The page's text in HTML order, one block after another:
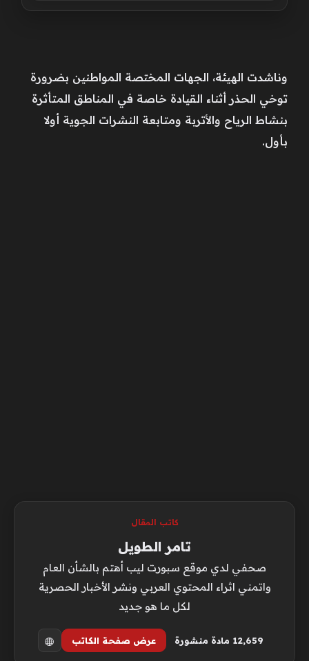
وناشدت الهيئة، الجهات المختصة المواطنين بضرورة
توخي الحذر أثناء القيادة خاصة في المناطق المتأثرة
بنشاط الرياح والأتربة ومتابعة النشرات الجوية أولا
بأول.
كاتب المقال
تامر الطويل
صحفي لدي موقع سبورت ليب أهتم بالشأن العام
واتمني اثراء المحتوي العربي ونشر الأخبار الحصرية
لكل ما هو جديد
12٬659 مادة منشورة عرض صفحة الكاتب